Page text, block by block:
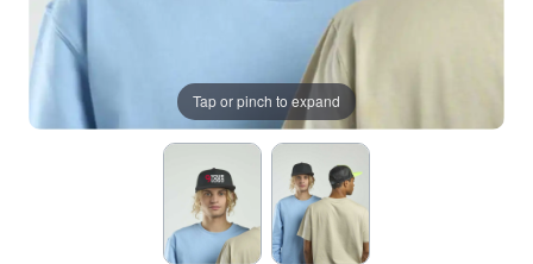
Tap or pinch to expand